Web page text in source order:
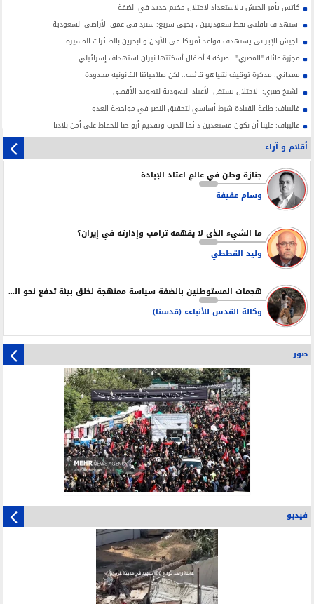
كاتس يأمر الجيش بالاستعداد لاحتلال مخيم جديد في الضفة
استهداف ناقلتي نفط سعوديتين ، يحيى سريع: سنرد في عمق الأراضي السعودية
الجيش الإيراني يستهدف قواعد أمريكا في الأردن والبحرين بالطائرات المسيرة
مجزرة عائلة "المصري".. صرخة 4 أطفال أسكتتها نيران استهداف إسرائيلي
ممداني: مذكرة توقيف نتنياهو قائمة.. لكن صلاحياتنا القانونية محدودة
الشيخ صبري: الاحتلال يستغل الأعياد اليهودية لتهويد الأقصى
قاليباف: طاعة القيادة شرط أساسي لتحقيق النصر في مواجهة العدو
قاليباف: علينا أن نكون مستعدين دائما للحرب وتقديم أرواحنا للحفاظ على أمن بلادنا
أقلام و آراء
جنازة وطن في عالمٍ اعتاد الإبادة
وسام عفيفة
ما الشيء الذي لا يفهمه ترامب وإدارته في إيران؟
وليد القططي
هجمات المستوطنين بالضفة سياسة ممنهجة لخلق بيئة تدفع نحو التهجير
وكالة القدس للأنباءء (قدسنا)
صور
فيديو